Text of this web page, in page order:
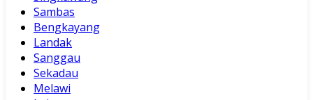
Sambas
Bengkayang
Landak
Sanggau
Sekadau
Melawi